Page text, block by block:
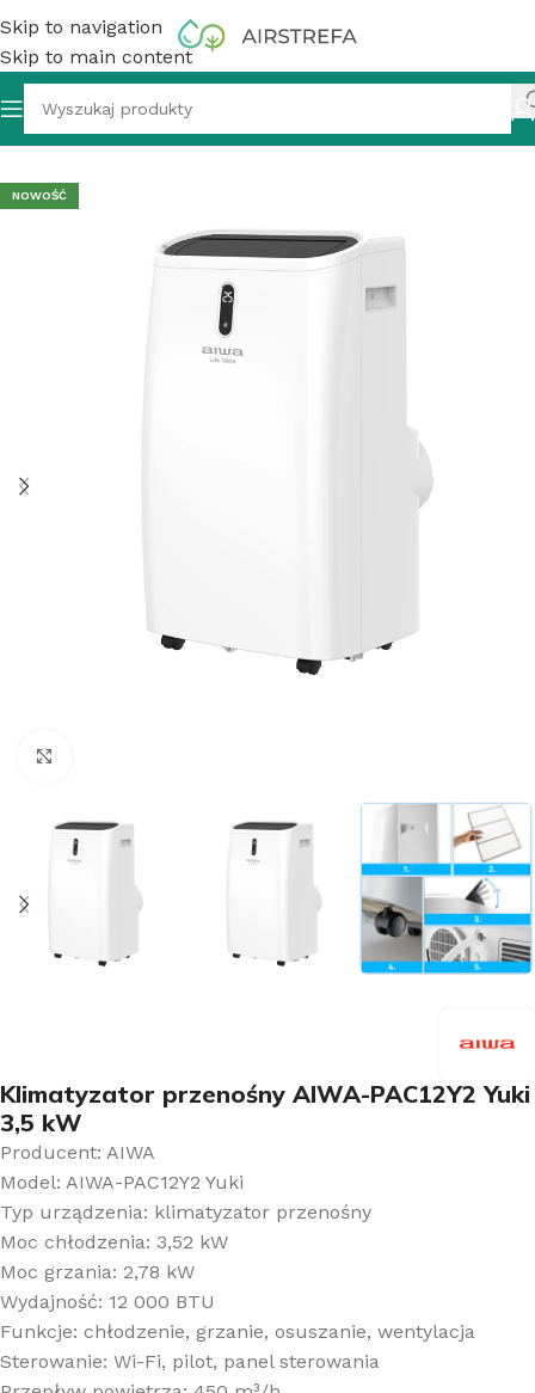
Skip to navigation
Skip to main content
»Klimatyzator przenośny AIWA-PAC12Y2 Yuki 3,5 kW
NOWOŚĆ
Klimatyzator przenośny AIWA-PAC12Y2 Yuki
3,5 kW
Producent: AIWA
Model: AIWA-PAC12Y2 Yuki
Typ urządzenia: klimatyzator przenośny
Moc chłodzenia: 3,52 kW
Moc grzania: 2,78 kW
Wydajność: 12 000 BTU
Funkcje: chłodzenie, grzanie, osuszanie, wentylacja
Sterowanie: Wi-Fi, pilot, panel sterowania